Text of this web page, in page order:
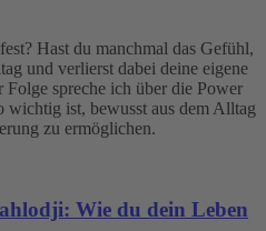
Hast du manchmal das Gefühl,
und verlierst dabei deine eigene
spreche ich über die Power
wichtig ist, bewusst aus dem Alltag
zu ermöglichen.
Wie du dein Leben